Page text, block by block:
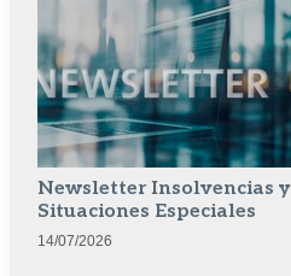
Newsletter Insolvencias y
Situaciones Especiales
14/07/2026